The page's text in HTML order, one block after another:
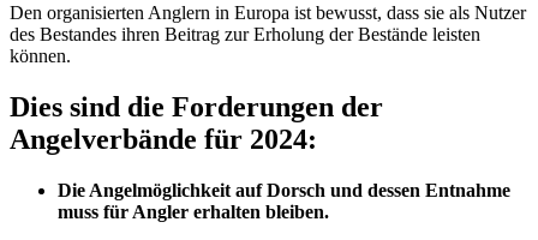
Den organisierten Anglern in Europa ist bewusst, dass sie als Nutzer
des Bestandes ihren Beitrag zur Erholung der Bestände leisten
können.
Dies sind die Forderungen der
Angelverbände für 2024:
Die Angelmöglichkeit auf Dorsch und dessen Entnahme
muss für Angler erhalten bleiben.